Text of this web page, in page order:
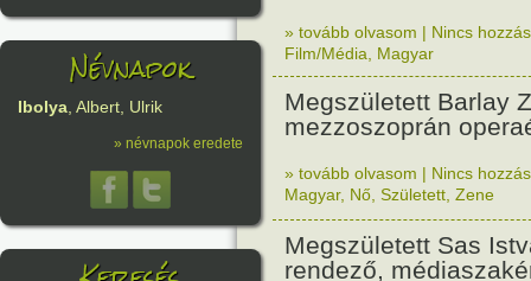
Névnapok
Ibolya, Albert, Ulrik
» névnapok eredete
» tovább olvasom | Nincs
Film/Média
Magyar
Megszületett Barlay
mezzoszoprán
» tovább olvasom | Nincs
Magyar, Nő Született Zene
Megszületett Sas
rendező,